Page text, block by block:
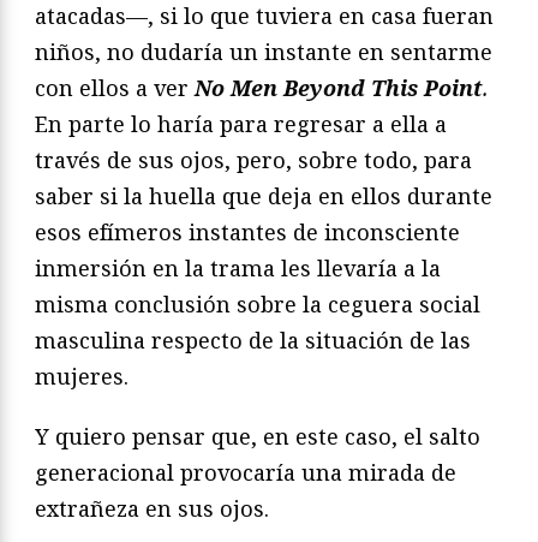
atacadas—, si lo que tuviera en casa fueran
niños, no dudaría un instante en sentarme
con ellos a ver No Men Beyond This Point.
En parte lo haría para regresar a ella a
través de sus ojos, pero, sobre todo, para
saber si la huella que deja en ellos durante
esos efímeros instantes de inconsciente
inmersión en la trama les llevaría a la
misma conclusión sobre la ceguera social
masculina respecto de la situación de las
mujeres.
Y quiero pensar que, en este caso, el salto
generacional provocaría una mirada de
extrañeza en sus ojos.